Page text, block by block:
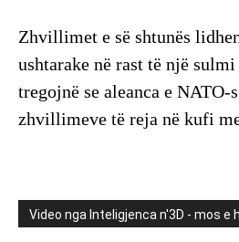
Zhvillimet e së shtunës
ushtarake në rast të një
tregojnë se aleanca e NATO-
zhvillimeve të reja në kufi
Video nga Inteligjenca n'3D - mos e